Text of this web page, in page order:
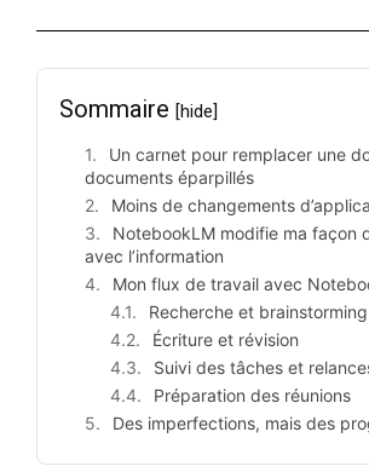
Sommaire [hide]
Un carnet pour remplacer une
documents éparpillés
Moins de changements
NotebookLM modifie ma façon
avec l’information
Mon flux de travail avec
Recherche et brainstorming
Écriture et révision
Suivi des tâches et
Préparation des réunions
Des imperfections, mais des